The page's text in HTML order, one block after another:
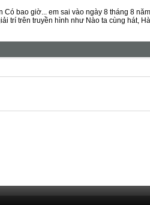
bao giờ... em sai vào ngày 8 tháng 8
trí trên truyền hình như Nào ta cùng hát,